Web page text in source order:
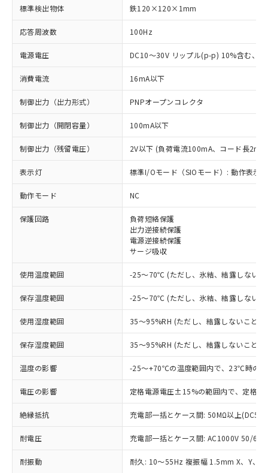
標準検出物体 鉄120×120×1mm
応答周波数 100Hz
電源電圧 DC10～30V リップル(p-p) 10%含む、
消費電流 16mA以下
制御出力（出力形式） PNPオープンコレクタ
制御出力（開閉容量） 100mA以下
制御出力（残留電圧） 2V以下 (負荷電流100mA、コード長2m
表示灯 標準I/Oモード（SIOモード）: 動作表示
動作モード NC
保護回路
負荷短絡保護
出力逆接続保護
電源逆接続保護
サージ吸収
使用温度範囲 -25～70℃ (ただし、氷結、結露しないこ
保存温度範囲 -25～70℃ (ただし、氷結、結露しないこ
使用湿度範囲 35～95%RH (ただし、結露しないこと)
保存湿度範囲 35～95%RH (ただし、結露しないこと)
温度の影響 -25～+70℃の温度範囲内で、23℃時の
電圧の影響 定格電源電圧±15%の範囲内で、定格
絶縁抵抗 充電部一括とケース間: 50MΩ以上
耐電圧 充電部一括とケース間: AC1000V 50/
耐振動 耐久: 10～55Hz 複振幅 1.5mm X、Y、Z
ご利用条件
以下の条件をお読みいただき、同意のうえ
本サービスは、当社制御機器事業取扱
商品の当社在庫状況および標準価格
(税抜)を提供させていただくもので
当社制御機器事業取扱商品の中には、
本サービスの対象外となる商品もある
ことをご了承ください。
在庫状況および標準価格照会結果は、
記載している更新日時点での社内デー
※1 対応状況
対応済み：EU RoHS指令（10物質）の
非含有に対応した製品が提供可能な商品で
対応予定：EU RoHS指令（10物質）の非含
商品です。
対応予定なし：EU RoHS指令（10物質）の
非含有に非対応の商品で、対応品を出す予
定はありません。
調査・確認中：EU RoHS指令（10物質）の
非含有の対応状況を調査中または確認中の
非該当品：ライセンス料など無形物で、有
害物質有無と関係のない商品です。
仕入先様の事情により、非含有部品として
いたものが、含有品と判明した場合などや
むを得ず変更することがあります。
*EU RoHS指令（10物質）：
※1 中国RoHS○×表
「○」：最大均質材料含有率が中国RoHSの
基準値以下であることを示します。
「×」：最大均質材料含有率が中国RoHSの
基準値を超えていることを示します。
「－」：未確認です。当社販売部門へお問
い合わせください。
当社は、これら貴社製品のうち、外国
為替および外国貿易法に定める商品
（以下｢規制貨物等」という）を輸出